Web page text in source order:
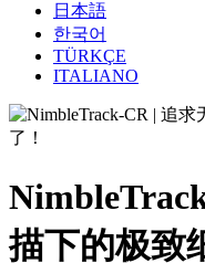
日本語
한국어
TÜRKÇE
ITALIANO
描下的极致